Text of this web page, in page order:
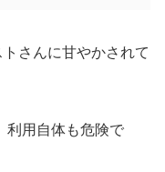
さんに甘やかされて
利用自体も危険で